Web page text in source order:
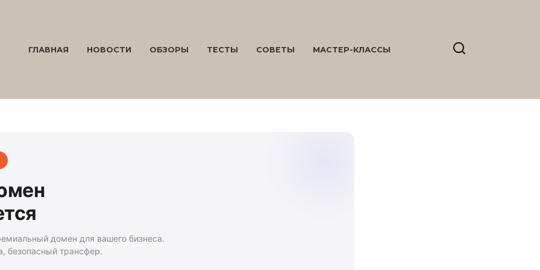
ГЛАВНАЯ НОВОСТИ ОБЗОРЫ ТЕСТЫ СОВЕТЫ МАСТЕР-КЛАССЫ
домен для вашего бизнеса.
безопасный трансфер.